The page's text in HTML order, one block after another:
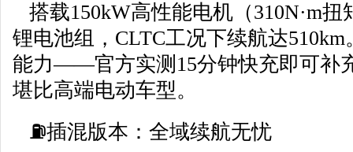
搭载150kW高性能电机（310N·m
锂电池组，CLTC工况下续航达
能力——官方实测15分钟快充即可补
堪比高端电动车型。
⛽插混版本：全域续航无忧